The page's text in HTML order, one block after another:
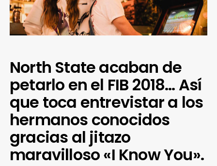
North State acaban de
petarlo en el FIB 2018… Así
que toca entrevistar a los
hermanos conocidos
gracias al jitazo
maravilloso «I Know You».